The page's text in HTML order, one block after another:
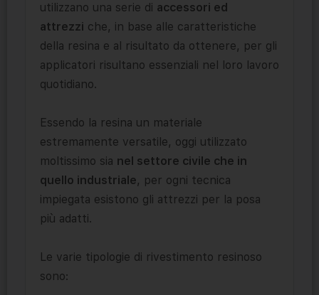
utilizzano una serie di accessori ed
attrezzi che, in base alle caratteristiche
della resina e al risultato da ottenere, per gli
applicatori risultano essenziali nel loro lavoro
quotidiano.
Essendo la resina un materiale
estremamente versatile, oggi utilizzato
moltissimo sia nel settore civile che in
quello industriale, per ogni tecnica
impiegata esistono gli attrezzi per la posa
più adatti.
Le varie tipologie di rivestimento resinoso
sono: